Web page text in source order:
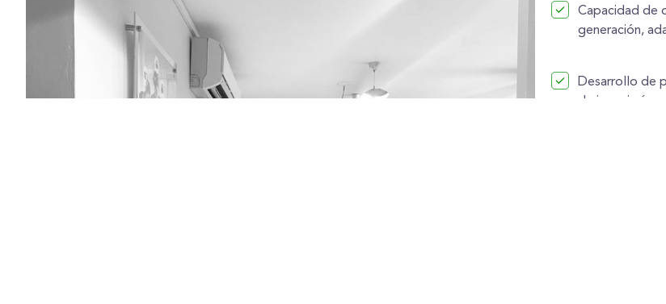
Capacidad de
generación,
Desarrollo de
de ingeniería